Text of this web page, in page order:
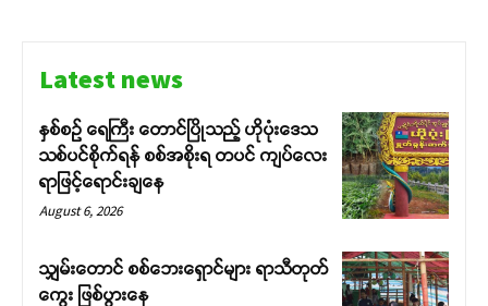
Latest news
နှစ်စဉ် ရေကြီး တောင်ပြိုသည့် ဟိုပုံးဒေသ
သစ်ပင်စိုက်ရန် စစ်အစိုးရ တပင် ကျပ်လေး
ရာဖြင့်ရောင်းချနေ
August 6, 2026
သျှမ်းတောင် စစ်ဘေးရှောင်များ ရာသီတုတ်
ကွေး ဖြစ်ပွားနေ